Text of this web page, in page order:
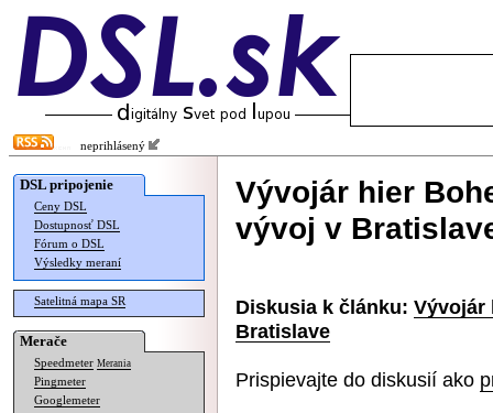
neprihlásený
DSL pripojenie
Ceny DSL
Dostupnosť DSL
Fórum o DSL
Výsledky meraní
Satelitná mapa SR
Merače
Speedmeter Merania
Pingmeter
Googlemeter
Vývojár hier
vývoj v
Diskusia k článku: Vývojár
Bratislave
Prispievajte do diskusií ako